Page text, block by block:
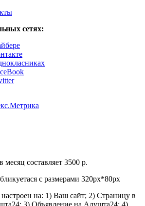
сетях:
составляет 3500 р.
с размерами 320px*80px
на: 1) Ваш сайт; 2) Страницу в
3) Объявление на Алушта24; 4)